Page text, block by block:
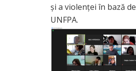
și a violenței în bază
UNFPA.